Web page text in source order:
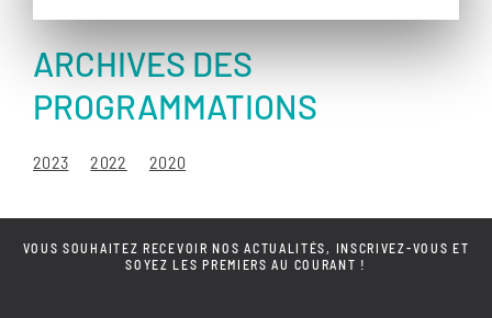
ARCHIVES DES
PROGRAMMATIONS
2023 2022 2020
VOUS SOUHAITEZ RECEVOIR NOS ACTUALITÉS, INSCRIVEZ-VOUS ET
SOYEZ LES PREMIERS AU COURANT !